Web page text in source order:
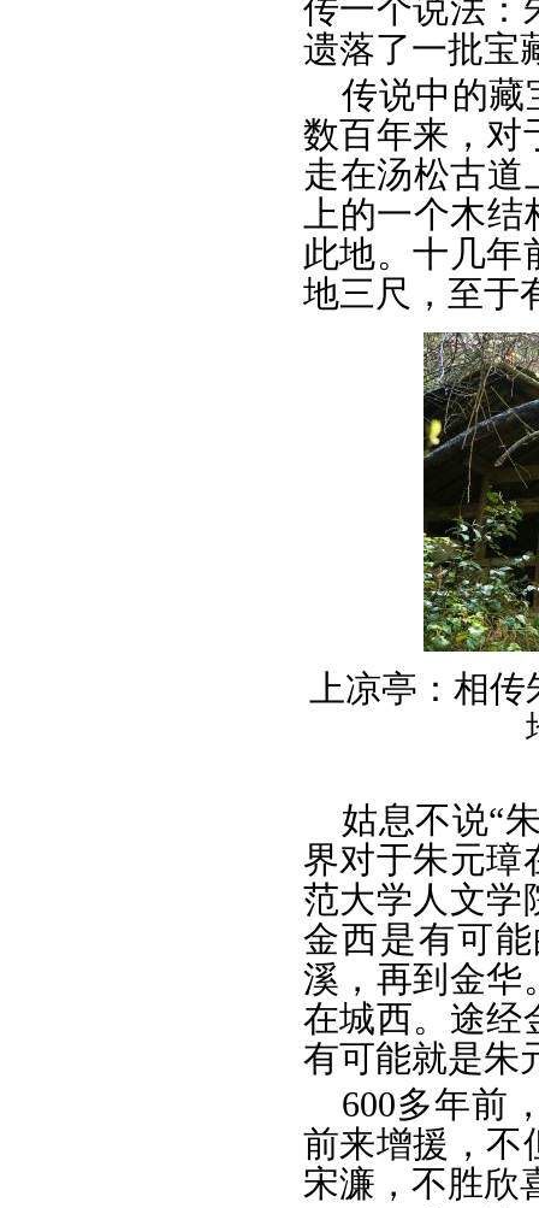
传一个说法：
遗落了一批宝
传说中的藏
数百年来，对
走在汤松古道
上的一个木
此地。十几年
地三尺，至于
上凉亭：相
姑息不说“
界对于朱元璋
范大学人文学
金西是有可
溪，再到金华
在城西。途经
有可能就是朱
600多年前
前来增援，不
宋濂，不胜欣